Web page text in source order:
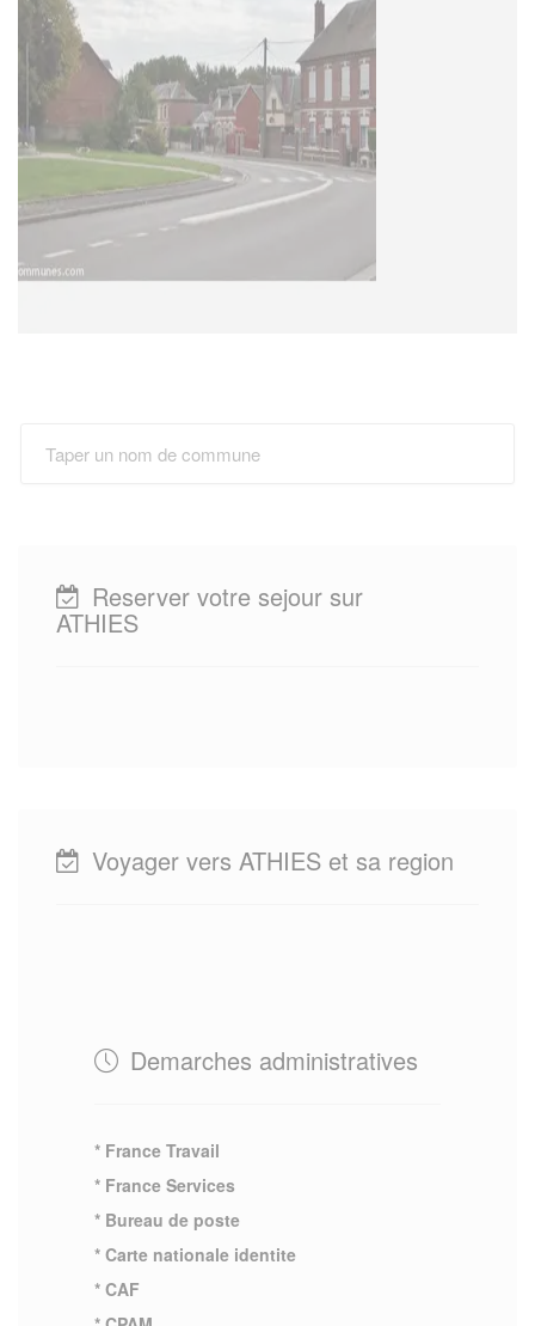
Reserver votre sejour sur
ATHIES
Voyager vers ATHIES et sa region
Demarches administratives
* France Travail
* France Services
* Bureau de poste
* Carte nationale identite
* CAF